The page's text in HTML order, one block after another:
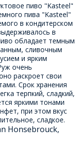
пиво "Kasteel"
пива "Kasteel"
в кондитерском
в
обладает темным
сливочным
и ярким
очень
раскроет свои
Срок хранения
терпкий, сладкий,
яркими тонами
при этом вкус
сладкое.
Honsebrouck,